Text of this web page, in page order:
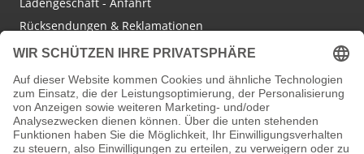
Ladengeschäft - Anfahrt
Rücksendungen & Reklamationen
Social Media
Facebook
Instagram